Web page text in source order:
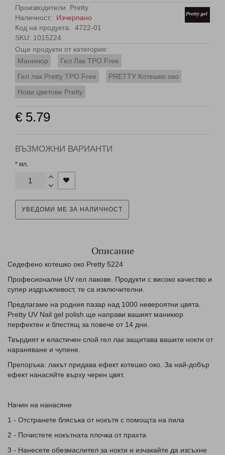
Производители
Pretty
Наличност: Изчерпано
Код на продукта: 4722-01
SKU: 1015224
Още продукти от категория:
Маникюр
Гел Лак TPO Free
Гел лак Pretty TPO Free
PRETTY Котешко око
Нови цветове Pretty
€ 5.79
ВЪЗМОЖНИ ВАРИАНТИ
мл.
УВЕДОМИ МЕ ЗА НАЛИЧНОСТ
Описание
Седефено котешко око Pretty 5224
Професионални UV гел лаковe. Продукти с високо качество и
супер издръжливост, те са изключителни.
Предлагаме на родния пазар над 1000 невероятни цвята.
Pretty UV Nail gel polish ще направи вашият маникюр
перфектен и блестящ за повече от 14 дни.
Твърдият и еластичен слой гел лак защитава вашите нокти от
нараняване и чупене.
Препоръка: лакът придава ефект котешко око. За най-добър
ефект нанасяйте върху черен цвят.
Начин на нанасяне
1 - Отстранете блясъка от нокътя с помощта на пила
2 - Почистете нокътната плочка от прахта
3 - Нанесете обезмаслител за нокти и изчакайте да изсъхне